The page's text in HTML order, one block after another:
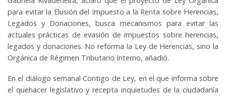
para evitar la Elusión del Impuesto a la Renta sobre Herencias,
Legados y Donaciones, busca mecanismos para evitar las
actuales prácticas de evasión de impuestos sobre herencias,
legados y donaciones. No reforma la Ley de Herencias, sino la
Orgánica de Régimen Tributario Interno, añadió.
En el diálogo semanal Contigo de Ley, en el que informa sobre
el quehacer legislativo y recepta inquietudes de la ciudadanía